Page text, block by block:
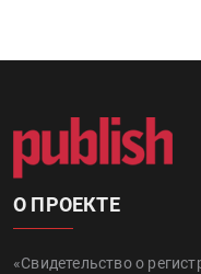
О ПРОЕКТЕ
«Свидетельство о